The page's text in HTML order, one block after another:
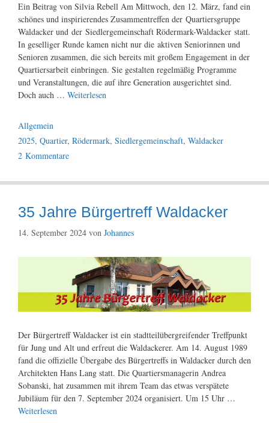
Ein Beitrag von Silvia Rebell Am Mittwoch, den 12. März, fand ein
schönes und inspirierendes Zusammentreffen der Quartiersgruppe
Waldacker und der Siedlergemeinschaft Rödermark-Waldacker statt.
In geselliger Runde kamen nicht nur die aktiven Seniorinnen und
Senioren zusammen, die sich bereits mit großem Engagement in der
Quartiersarbeit einbringen. Sie gestalten regelmäßig Programme
und Veranstaltungen, die auf ihre Generation ausgerichtet sind.
Doch auch … Weiterlesen
Kategorien
Allgemein
Schlagwörter
2025, Quartier, Rödermark, Siedlergemeinschaft, Waldacker
2 Kommentare
35 Jahre Bürgertreff Waldacker
14. September 2024 von Johannes
Der Bürgertreff Waldacker ist ein stadtteilübergreifender Treffpunkt
für Jung und Alt und erfreut die Waldackerer. Am 14. August 1989
fand die offizielle Übergabe des Bürgertreffs in Waldacker durch den
Architekten Hans Lang statt. Die Quartiersmanagerin Andrea
Sobanski, hat zusammen mit ihrem Team das etwas verspätete
Jubiläum für den 7. September 2024 organisiert. Um 15 Uhr …
Weiterlesen